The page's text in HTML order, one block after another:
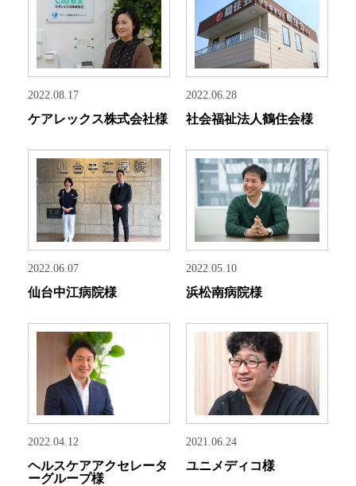
2022.08.17
ケアレックス株式会社様
2022.06.28
社会福祉法人鶴住会様
2022.06.07
仙台中江病院様
2022.05.10
浜松南病院様
2022.04.12
ヘルスケアアクセレータ
ーグループ様
2021.06.24
ユニメディコ様